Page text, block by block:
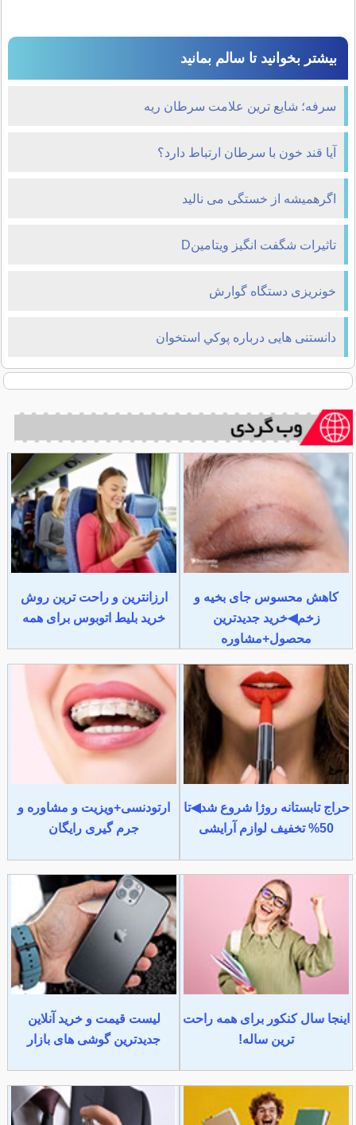
بیشتر بخوانید تا سالم بمانید
سرفه؛ شایع ترین علامت سرطان ریه
آیا قند خون با سرطان ارتباط دارد؟
اگرهمیشه از خستگی می نالید
تاثیرات شگفت انگیز ویتامینD
خونریزی دستگاه گوارش
دانستنی هایی درباره پوکي استخوان
کاهش محسوس جای بخیه و
زخم◀خرید جدیدترین
محصول+مشاوره
ارزانترین و راحت ترین روش
خرید بلیط اتوبوس برای همه
حراج تابستانه روژا شروع شد◀تا
50% تخفیف لوازم آرایشی
ارتودنسی+ویزیت و مشاوره و
جرم گیری رایگان
اینجا سال کنکور برای همه راحت
ترین ساله!
لیست قیمت و خرید آنلاین
جدیدترین گوشی های بازار